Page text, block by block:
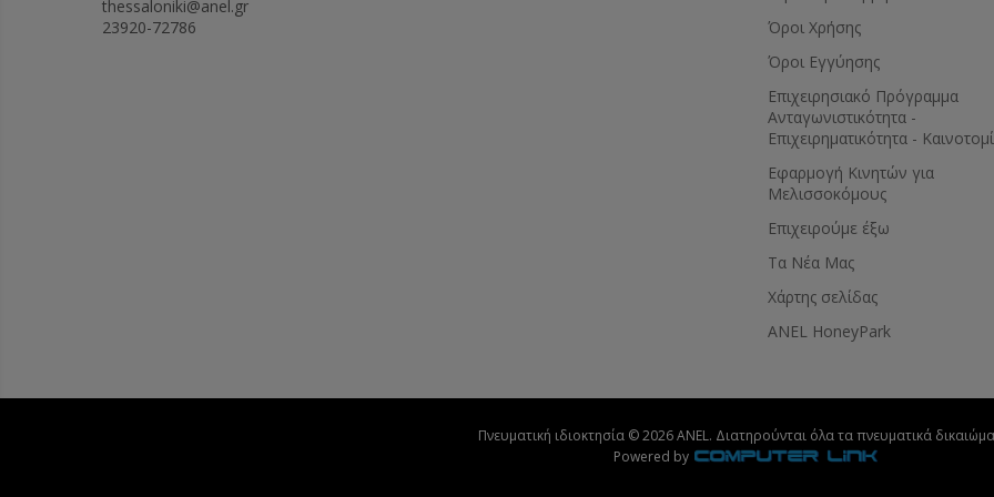
thessaloniki@anel.gr
23920-72786
Όροι Χρήσης
Όροι Εγγύησης
Eπιχειρησιακό Πρόγραμμα
Ανταγωνιστικότητα -
Επιχειρηματικότητα -
Εφαρμογή Κινητών για
Μελισσοκόμους
Επιχειρούμε έξω
Τα Νέα Μας
Χάρτης σελίδας
ANEL HoneyPark
Πνευματική ιδιοκτησία © 2026 ANEL. Διατηρούνται όλα τα πνευματικά
Powered by